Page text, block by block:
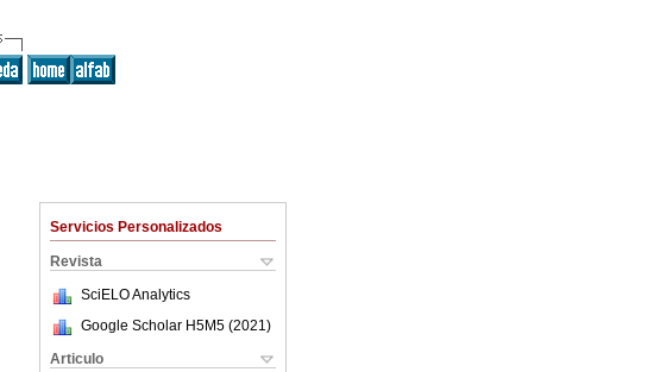
Servicios Personalizados
Revista
SciELO Analytics
Google Scholar H5M5 (2021 )
Articulo